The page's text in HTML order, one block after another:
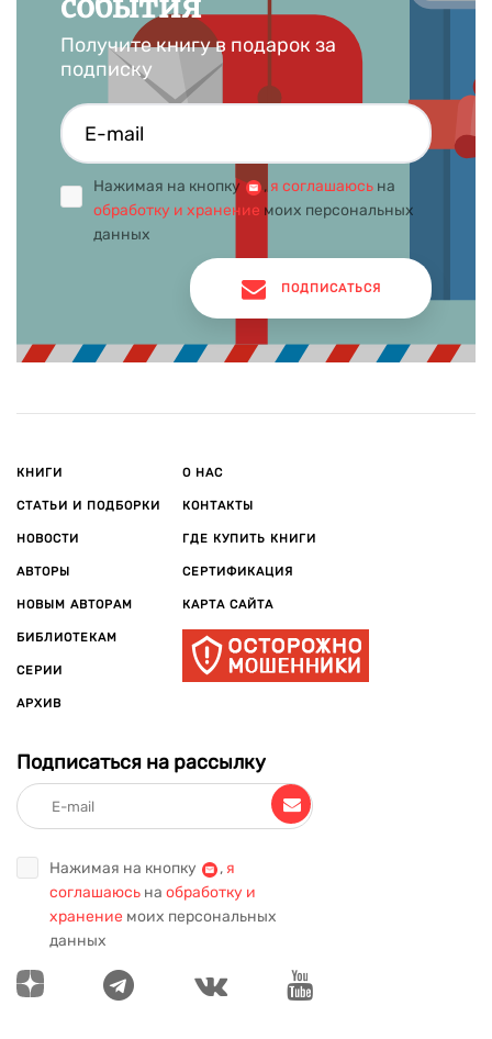
Получите книгу в подарок за
подписку
Нажимая на кнопку , я соглашаюсь на
обработку и хранение моих персональных
данных
ПОДПИСАТЬСЯ
КНИГИ
СТАТЬИ И ПОДБОРКИ
НОВОСТИ
АВТОРЫ
НОВЫМ АВТОРАМ
БИБЛИОТЕКАМ
СЕРИИ
АРХИВ
О НАС
КОНТАКТЫ
ГДЕ КУПИТЬ КНИГИ
СЕРТИФИКАЦИЯ
КАРТА САЙТА
Подписаться на рассылку
Нажимая на кнопку , я
соглашаюсь на обработку и
хранение моих персональных
данных